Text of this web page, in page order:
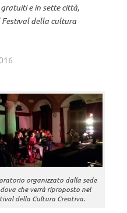
e in sette città,
Festival della cultura
organizzato dalla sede
che verrà riproposto nel
della Cultura Creativa.